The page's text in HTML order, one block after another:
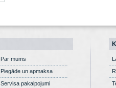
Par mums
Piegāde un apmaksa
Servisa pakalpojumi